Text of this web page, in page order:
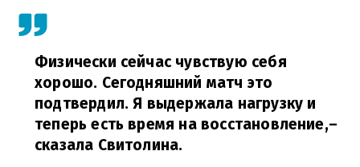
Физически сейчас чувствую себя
хорошо. Сегодняшний матч это
подтвердил. Я выдержала нагрузку и
теперь есть время на восстановление,–
сказала Свитолина.